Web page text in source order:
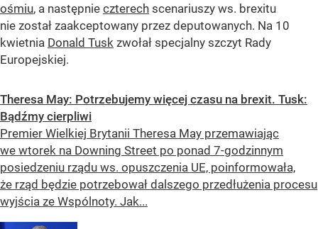
ośmiu, a następnie czterech scenariuszy ws. brexitu
nie został zaakceptowany przez deputowanych. Na 10
kwietnia Donald Tusk zwołał specjalny szczyt Rady
Europejskiej.
Theresa May: Potrzebujemy więcej czasu na brexit. Tusk:
Bądźmy cierpliwi
Premier Wielkiej Brytanii Theresa May przemawiając
we wtorek na Downing Street po ponad 7-godzinnym
posiedzeniu rządu ws. opuszczenia UE, poinformowała,
że rząd będzie potrzebował dalszego przedłużenia procesu
wyjścia ze Wspólnoty. Jak...